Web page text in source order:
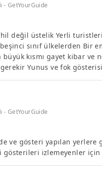
- GetYourGuide
değil üstelik Yerli
sınıf ülkelerden Bir
kısmı gayet kibar ve
Yunus ve fok
- GetYourGuide
ve gösteri yapılan yerlere
gösterileri izlemeyenler